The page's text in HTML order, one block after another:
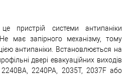
пристрій системи антипаніки
має запірного механізму, тому
антипаніки. Встановлюється на
двері евакуаційних виходів
2240РА, 2035T, 2037F або